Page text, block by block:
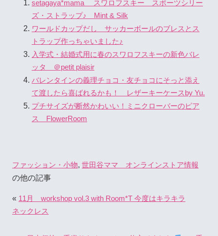
setagaya*mama スワロフスキー スポーツシリー
ズ・ストラップ♪ Mint & Silk
ワールドカップだし サッカーボールのブレスとス
トラップ作っちゃいました♪
入学式・結婚式用に春のスワロフスキーの新色バレ
ッタ ＠petit plaisir
バレンタインの義理チョコ・友チョコにそっと添え
て渡したら喜ばれるかも！ レザーキーケースby Yu.
プチサイズが断然かわいい！ミニクローバーのピア
ス FlowerRoom
ファッション・小物, 世田谷ママ オンラインストア情報
の他の記事
« 11月 workshop vol.3 with Room*T 今度はキラキラ
ネックレス